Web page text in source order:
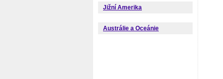
Jižní Amerika
Austrálie a Oceánie